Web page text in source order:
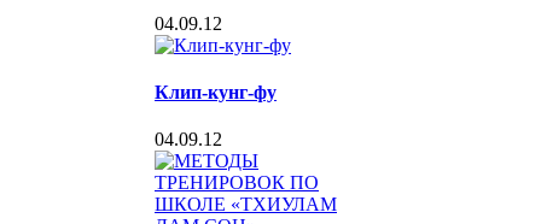
04.09.12
Клип-кунг-фу
04.09.12